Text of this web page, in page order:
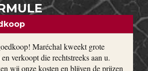
Maréchal kweekt grote
verkoopt die rechtstreeks aan u.
wij onze kosten en blijven de prijzen